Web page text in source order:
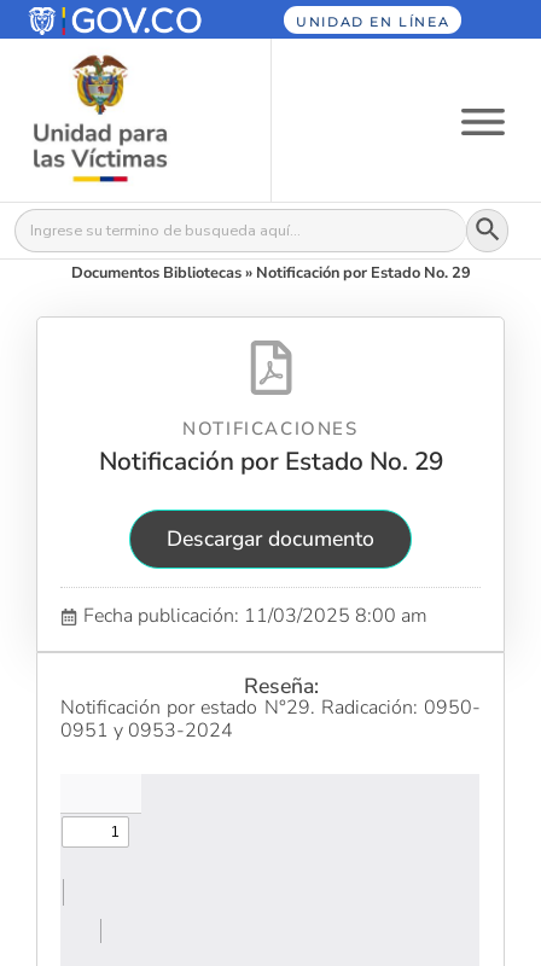
UNIDAD EN LÍNEA
Buscar: Botón
Documentos Bibliotecas» Notificación por Estado No. 29
NOTIFICACIONES
Notificación por Estado No. 29
Descargar documento
Fecha publicación: 11/03/2025 8:00 am
Reseña:
Notificación por estado N°29. Radicación: 0950-
0951 y 0953-2024